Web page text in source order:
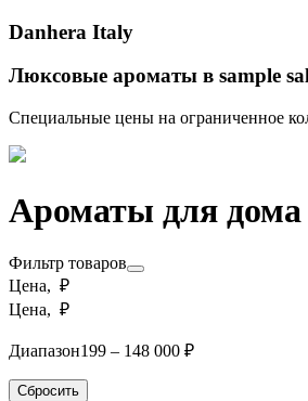
Danhera Italy
Люксовые ароматы в sample
Специальные цены на ограниченное
Ароматы для
Фильтр товаров
Цена, ₽
Цена, ₽
Диапазон199 – 148 000 ₽
Сбросить